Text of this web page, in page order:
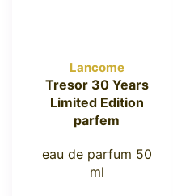
Lancome
Tresor 30 Years
Limited Edition
parfem
eau de parfum 50
ml